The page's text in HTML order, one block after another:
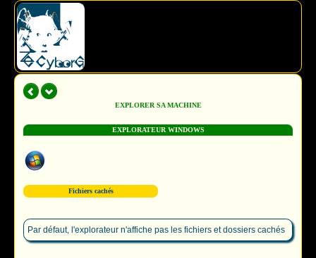
EXPLORER SA MACHINE
EXPLORATEUR WINDOWS
Fichiers cachés
Par défaut, l'explorateur n'affiche pas les fichiers et dossiers cachés